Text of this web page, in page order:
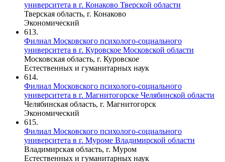
университета в г. Конаково Тверской области
Тверская область, г. Конаково
Экономический
613.
Филиал Московского психолого-социального
университета в г. Куровское Московской области
Московская область, г. Куровское
Естественных и гуманитарных наук
614.
Филиал Московского психолого-социального
университета в г. Магнитогорске Челябинской области
Челябинская область, г. Магнитогорск
Экономический
615.
Филиал Московского психолого-социального
университета в г. Муроме Владимирской области
Владимирская область, г. Муром
Естественных и гуманитарных наук